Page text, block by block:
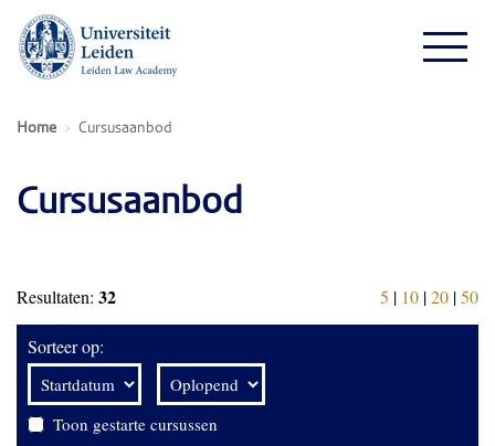
Home Cursusaanbod
Cursusaanbod
Resultaten: 32 5 | 10 |20 |50
Sorteer op:
Toon gestarte cursussen